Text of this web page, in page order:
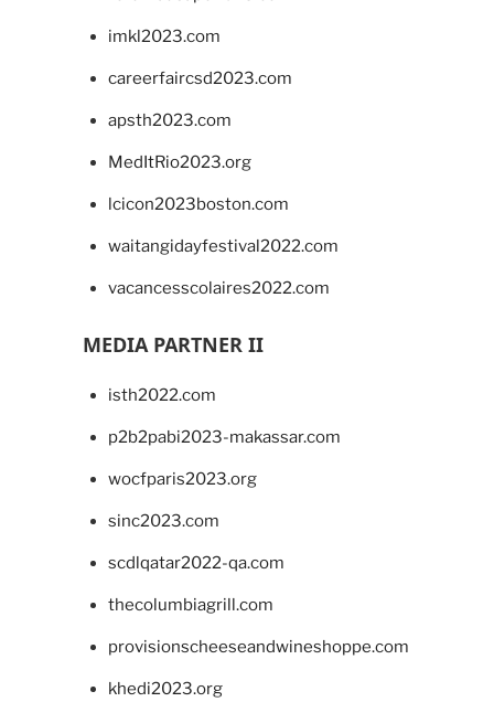
imkl2023.com
careerfaircsd2023.com
apsth2023.com
MedItRio2023.org
lcicon2023boston.com
waitangidayfestival2022.com
vacancesscolaires2022.com
MEDIA PARTNER II
isth2022.com
p2b2pabi2023-makassar.com
wocfparis2023.org
sinc2023.com
scdlqatar2022-qa.com
thecolumbiagrill.com
provisionscheeseandwineshoppe.com
khedi2023.org